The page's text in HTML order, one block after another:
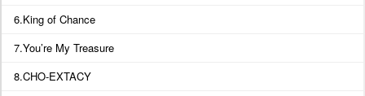
6.King of Chance
7.You’re My Treasure
8.CHO-EXTACY